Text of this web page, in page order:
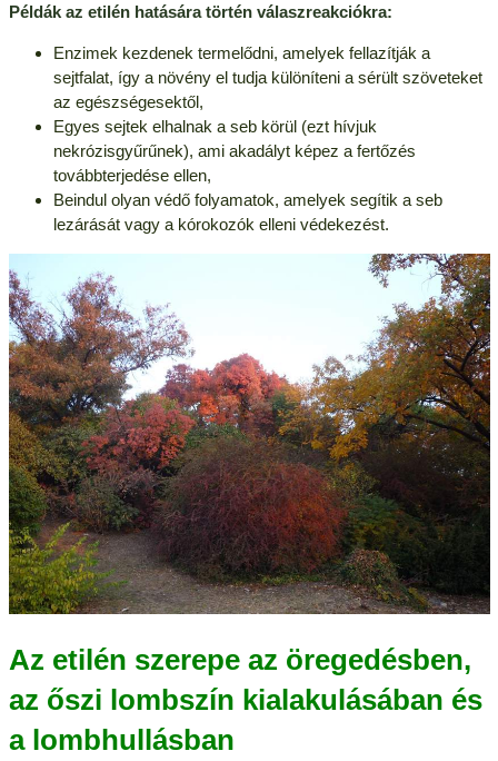
Példák az etilén hatására történ válaszreakciókra:
Enzimek kezdenek termelődni, amelyek fellazítják a
sejtfalat, így a növény el tudja különíteni a sérült szöveteket
az egészségesektől,
Egyes sejtek elhalnak a seb körül (ezt hívjuk
nekrózisgyűrűnek), ami akadályt képez a fertőzés
továbbterjedése ellen,
Beindul olyan védő folyamatok, amelyek segítik a seb
lezárását vagy a kórokozók elleni védekezést.
Az etilén szerepe az öregedésben,
az őszi lombszín kialakulásában és
a lombhullásban